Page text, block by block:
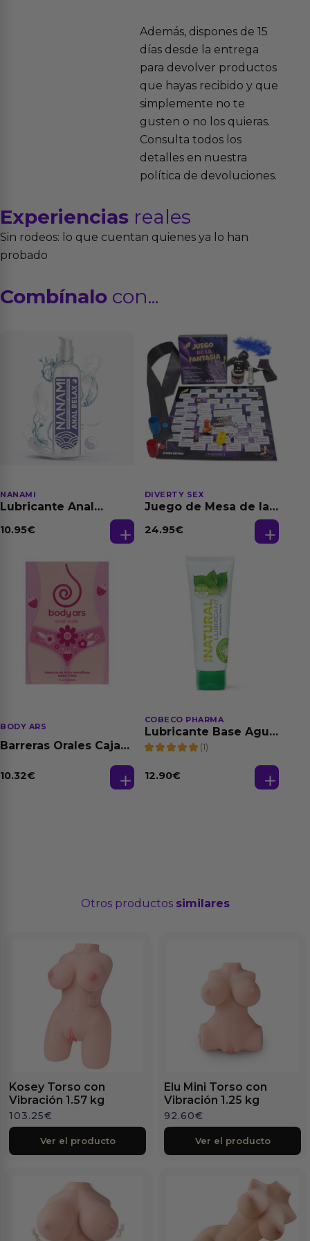
Además, dispones de 15
días desde la entrega
para devolver productos
que hayas recibido y que
simplemente no te
gusten o no los quieras.
Consulta todos los
detalles en nuestra
política de devoluciones.
Experiencias reales
Sin rodeos: lo que cuentan quienes ya lo han
probado
Combínalo con...
NANAMI
Lubricante Anal
Dilatación Base Agua
10.95€
DIVERTY SEX
Juego de Mesa de las
24.95€
BODY ARS
Barreras Orales Caja
10.32€
COBECO PHARMA
Lubricante Base Agua
100% Natural 125 ml
(1)
12.90€
Otros productos similares
Kosey Torso con
Vibración 1.57 kg
103.25€
Ver el producto
Elu Mini Torso con
Vibración 1.25 kg
92.60€
Ver el producto